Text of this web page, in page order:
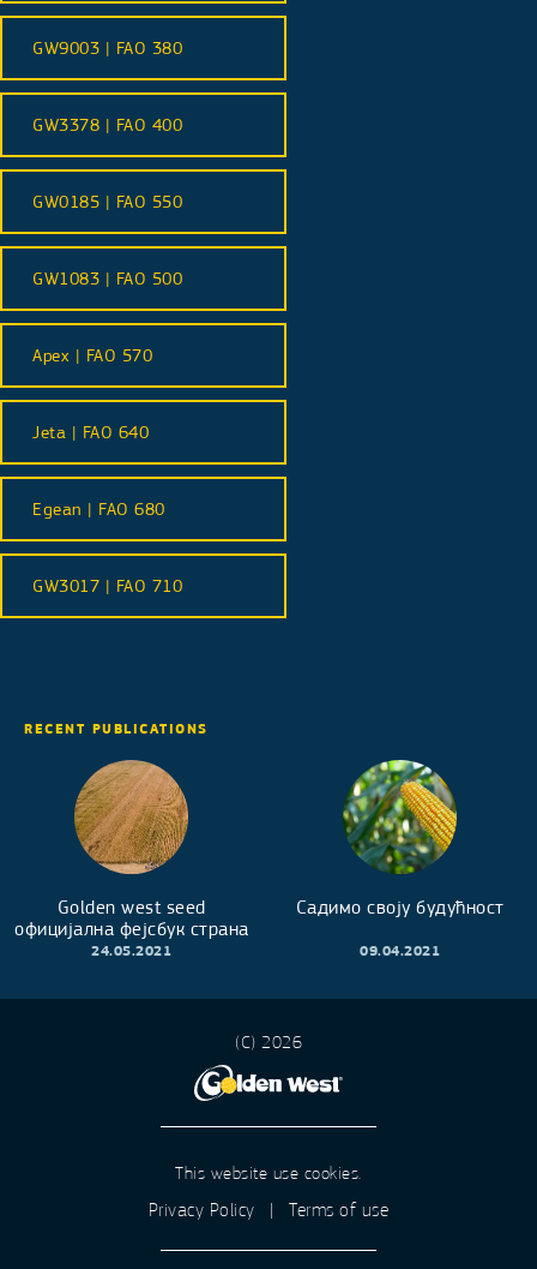
GW9003 | FAO 380
GW3378 | FAO 400
GW0185 | FAO 550
GW1083 | FAO 500
Apex | FAO 570
Jeta | FAO 640
Egean | FAO 680
GW3017 | FAO 710
RECENT PUBLICATIONS
Golden west seed
официјална фејсбук страна
24.05.2021
Садимо своју будућност
09.04.2021
(C) 2026
This website use cookies.
Privacy Policy
Terms of use